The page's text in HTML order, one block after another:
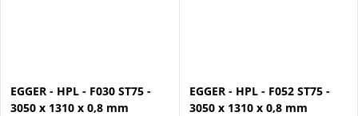
EGGER - HPL - F030 ST75 -
3050 x 1310 x 0,8 mm
EGGER - HPL - F052 ST75 -
3050 x 1310 x 0,8 mm